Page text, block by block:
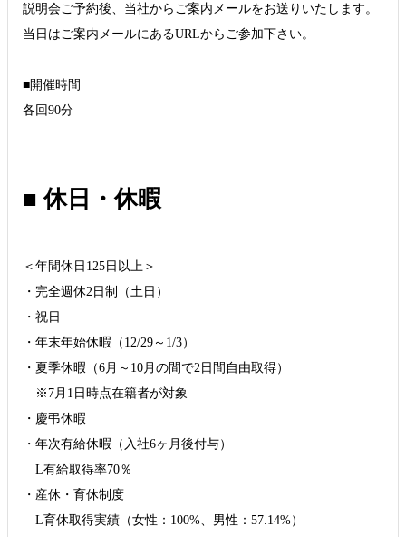
説明会ご予約後、当社からご案内メールをお送りいたします。
当日はご案内メールにあるURLからご参加下さい。
■開催時間
各回90分
■ 休日・休暇
＜年間休日125日以上＞
・完全週休2日制（土日）
・祝日
・年末年始休暇（12/29～1/3）
・夏季休暇（6月～10月の間で2日間自由取得）
※7月1日時点在籍者が対象
・慶弔休暇
・年次有給休暇（入社6ヶ月後付与）
L有給取得率70％
・産休・育休制度
L育休取得実績（女性：100%、男性：57.14%）